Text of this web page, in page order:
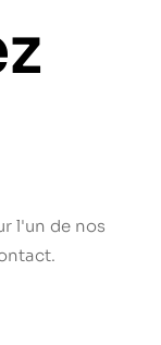
l'un de nos